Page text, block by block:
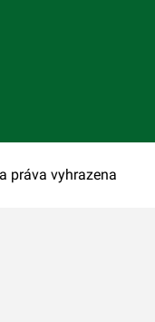
práva vyhrazena